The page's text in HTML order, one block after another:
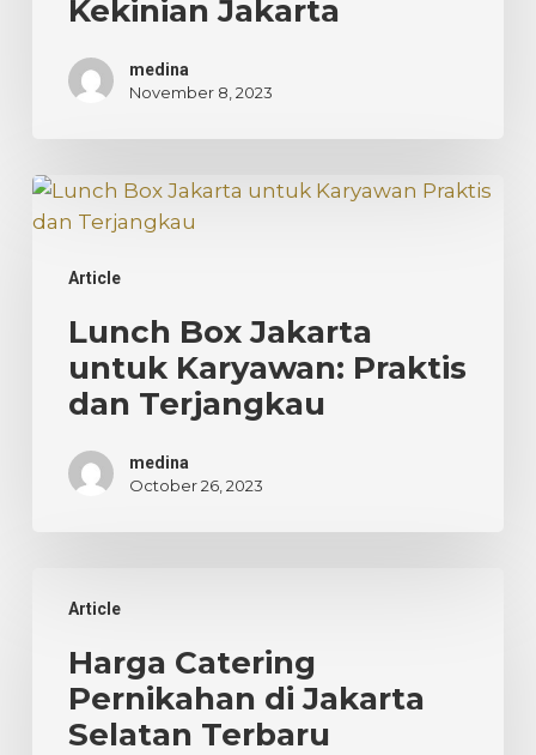
Kekinian Jakarta
medina
November 8, 2023
Article
Lunch
Box
untuk
Praktis
dan
Terjangkau
Lunch Box Jakarta
untuk Karyawan: Praktis
dan Terjangkau
medina
October 26, 2023
Article
Catering
Jakarta
Selatan
Harga Catering
Pernikahan di Jakarta
Selatan Terbaru